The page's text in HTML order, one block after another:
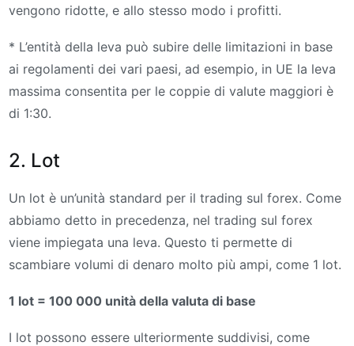
vengono ridotte, e allo stesso modo i profitti.
* L’entità della leva può subire delle limitazioni in base
ai regolamenti dei vari paesi, ad esempio, in UE la leva
massima consentita per le coppie di valute maggiori è
di 1:30.
2. Lot
Un lot è un’unità standard per il trading sul forex. Come
abbiamo detto in precedenza, nel trading sul forex
viene impiegata una leva. Questo ti permette di
scambiare volumi di denaro molto più ampi, come 1 lot.
1 lot = 100 000 unità della valuta di base
I lot possono essere ulteriormente suddivisi, come